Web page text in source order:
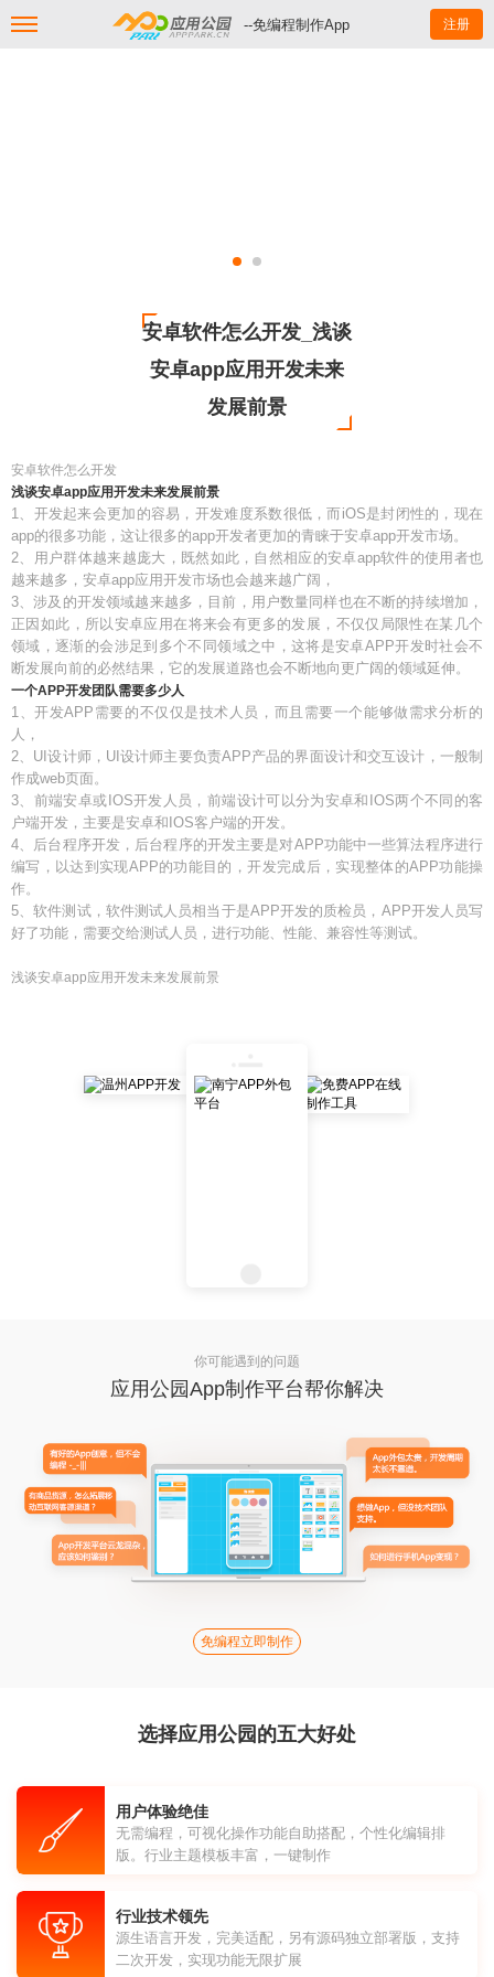
--免编程制作App 注册
安卓软件怎么开发_浅谈
安卓app应用开发未来
发展前景
安卓软件怎么开发
浅谈安卓app应用开发未来发展前景
1、开发起来会更加的容易，开发难度系数很低，而iOS是封闭性的，现在
app的很多功能，这让很多的app开发者更加的青睐于安卓app开发市场。
2、用户群体越来越庞大，既然如此，自然相应的安卓app软件的使用者也
越来越多，安卓app应用开发市场也会越来越广阔，
3、涉及的开发领域越来越多，目前，用户数量同样也在不断的持续增加，
正因如此，所以安卓应用在将来会有更多的发展，不仅仅局限性在某几个
领域，逐渐的会涉足到多个不同领域之中，这将是安卓APP开发时社会不
断发展向前的必然结果，它的发展道路也会不断地向更广阔的领域延伸。
一个APP开发团队需要多少人
1、开发APP需要的不仅仅是技术人员，而且需要一个能够做需求分析的
人，
2、UI设计师，UI设计师主要负责APP产品的界面设计和交互设计，一般制
作成web页面。
3、前端安卓或IOS开发人员，前端设计可以分为安卓和IOS两个不同的客
户端开发，主要是安卓和IOS客户端的开发。
4、后台程序开发，后台程序的开发主要是对APP功能中一些算法程序进行
编写，以达到实现APP的功能目的，开发完成后，实现整体的APP功能操
作。
5、软件测试，软件测试人员相当于是APP开发的质检员，APP开发人员写
好了功能，需要交给测试人员，进行功能、性能、兼容性等测试。
浅谈安卓app应用开发未来发展前景
你可能遇到的问题
应用公园App制作平台帮你解决
免编程立即制作
选择应用公园的五大好处
用户体验绝佳
无需编程，可视化操作功能自助搭配，个性化编辑排
版。行业主题模板丰富，一键制作
行业技术领先
源生语言开发，完美适配，另有源码独立部署版，支持
二次开发，实现功能无限扩展